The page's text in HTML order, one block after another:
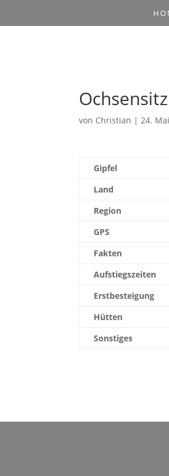
Ochsensitz
von Christian |24.
Gipfel
Land
Region
GPS
Fakten
Aufstiegszeiten
Erstbesteigung
Hütten
Sonstiges